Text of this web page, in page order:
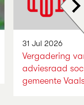
31 Jul 2026
Vergadering
adviesraad
gemeente